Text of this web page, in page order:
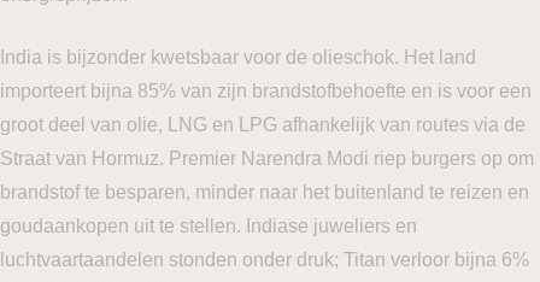
India is bijzonder kwetsbaar voor de olieschok. Het land
importeert bijna 85% van zijn brandstofbehoefte en is voor een
groot deel van olie, LNG en LPG afhankelijk van routes via de
Straat van Hormuz. Premier Narendra Modi riep burgers op om
brandstof te besparen, minder naar het buitenland te reizen en
goudaankopen uit te stellen. Indiase juweliers en
luchtvaartaandelen stonden onder druk; Titan verloor bijna 6%